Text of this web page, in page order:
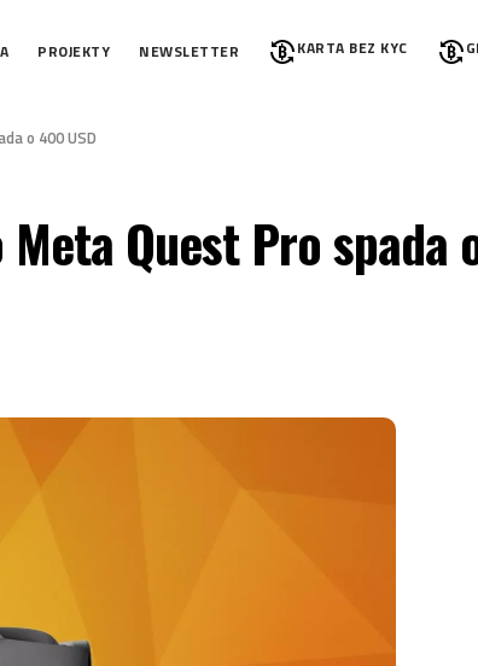
PROJEKTY NEWSLETTER KARTA BEZ KYC
o 400 USD
Quest Pro spada